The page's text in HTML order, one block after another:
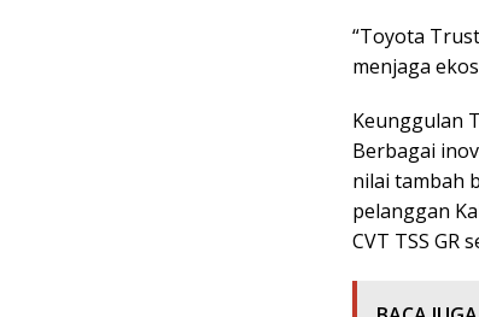
“Toyota
menjaga
Keunggulan
Berbagai
nilai tambah
pelanggan
CVT TSS GR